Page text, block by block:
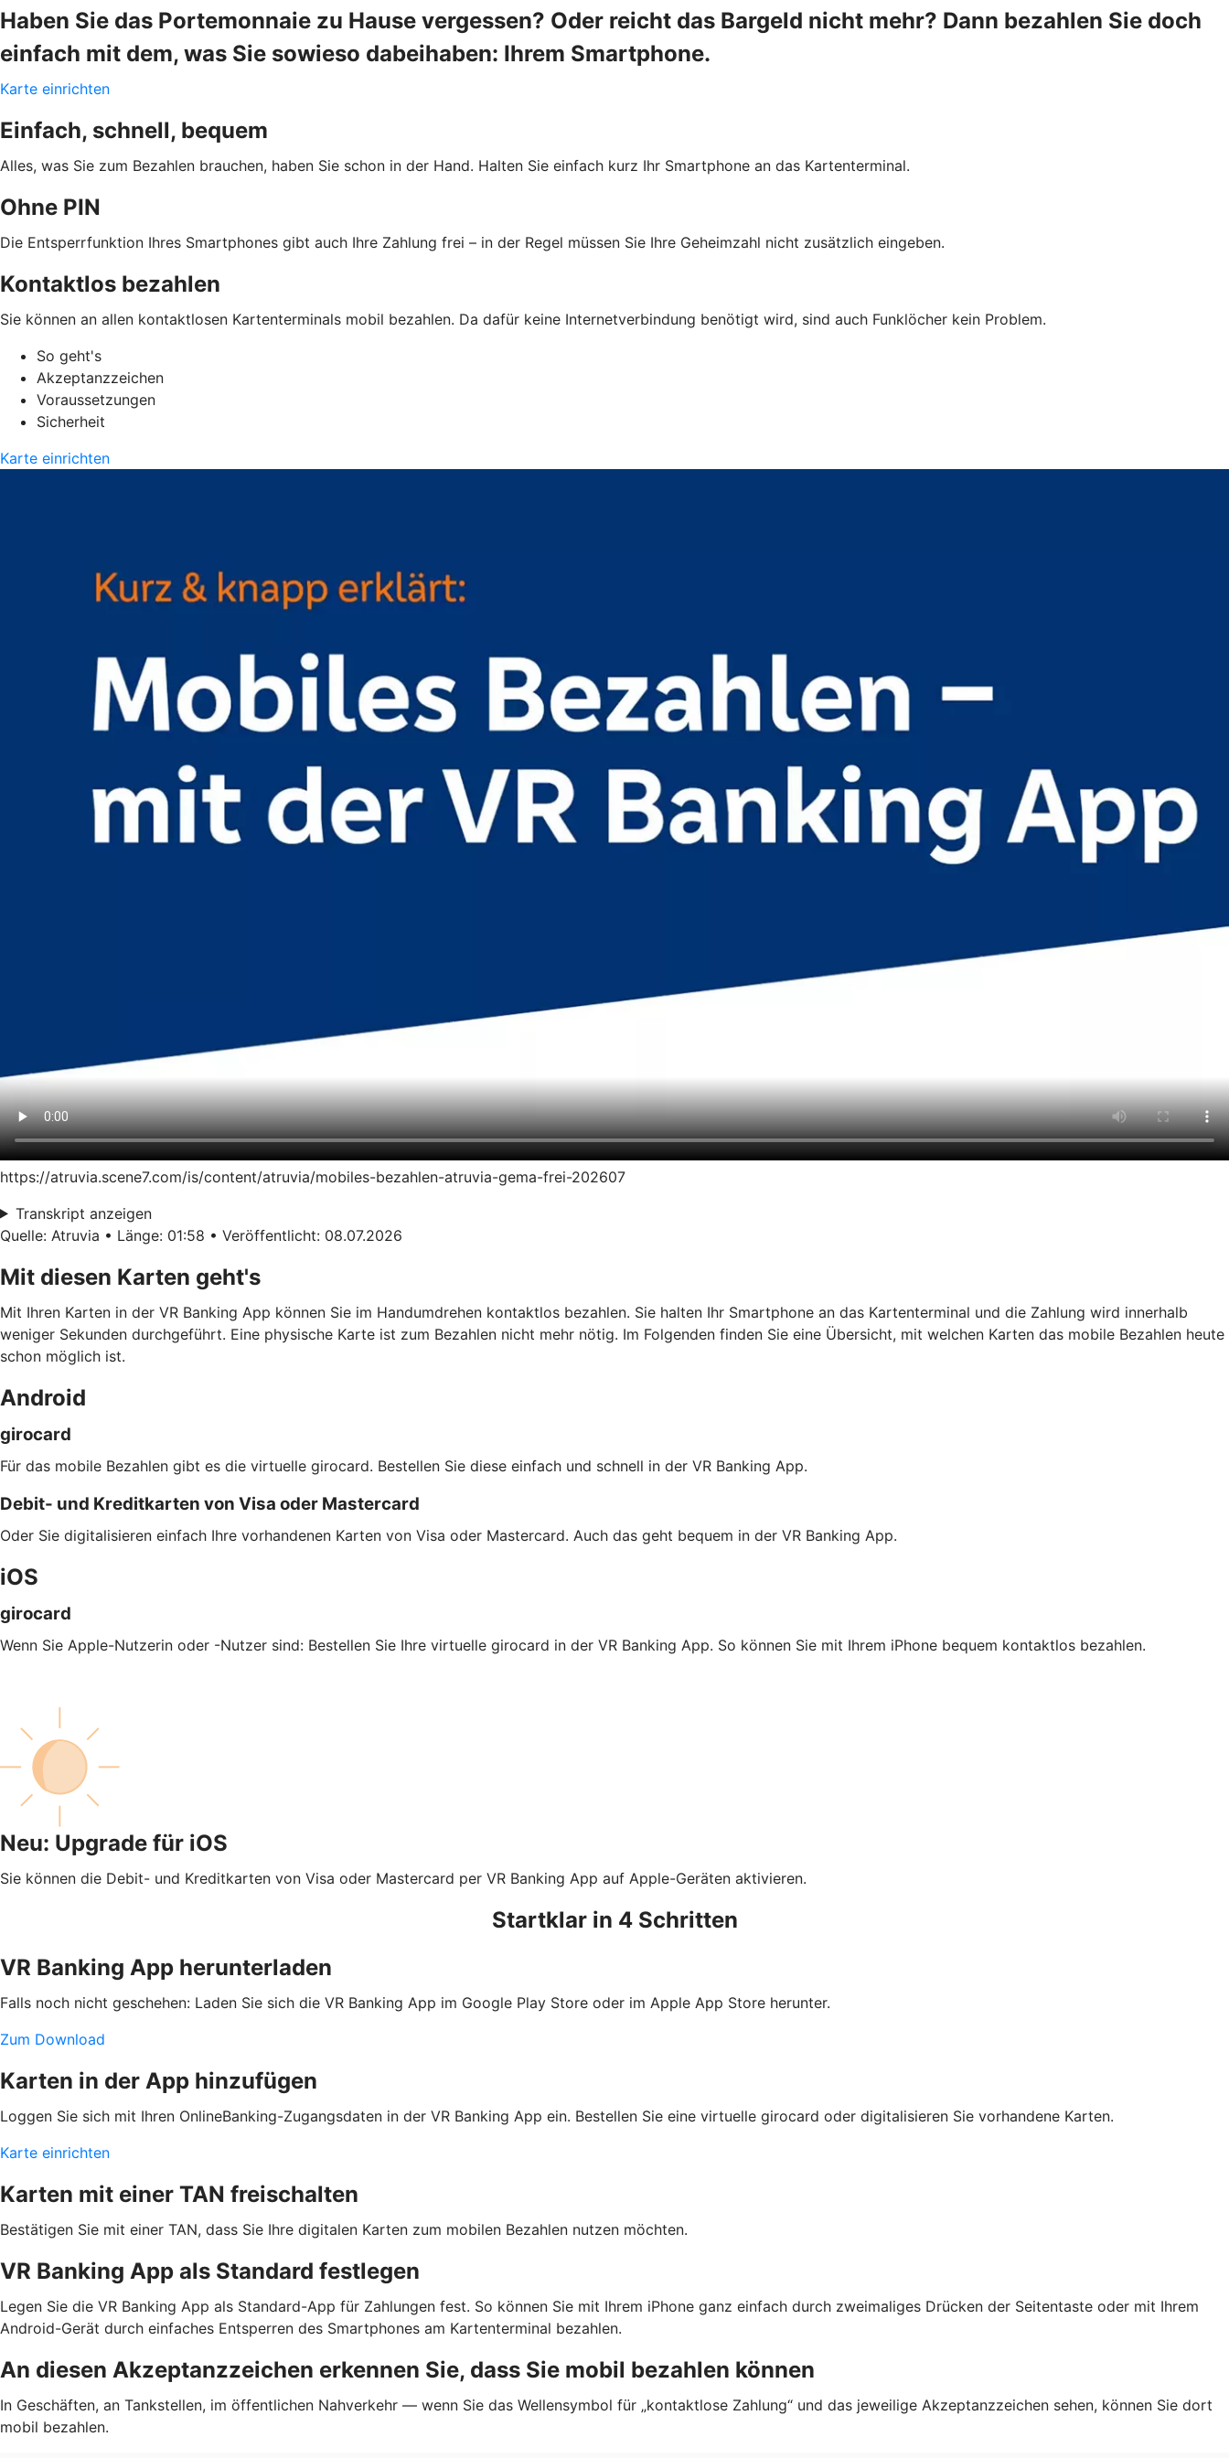
Haben Sie das Portemonnaie zu Hause vergessen? Oder reicht das Bargeld nicht mehr? Dann bezahlen Sie doch
einfach mit dem, was Sie sowieso dabeihaben: Ihrem Smartphone.
Karte einrichten
Einfach, schnell, bequem
Alles, was Sie zum Bezahlen brauchen, haben Sie schon in der Hand. Halten Sie einfach kurz Ihr Smartphone an das Kartenterminal.
Ohne PIN
Die Entsperrfunktion Ihres Smartphones gibt auch Ihre Zahlung frei – in der Regel müssen Sie Ihre Geheimzahl nicht zusätzlich eingeben.
Kontaktlos bezahlen
Sie können an allen kontaktlosen Kartenterminals mobil bezahlen. Da dafür keine Internetverbindung benötigt wird, sind auch Funklöcher kein Problem.
So geht's
Akzeptanzzeichen
Voraussetzungen
Sicherheit
Karte einrichten
https://atruvia.scene7.com/is/content/atruvia/mobiles-bezahlen-atruvia-gema-frei-202607
Transkript anzeigen
Quelle: Atruvia • Länge: 01:58 • Veröffentlicht: 08.07.2026
Mit diesen Karten geht's
Mit Ihren Karten in der VR Banking App können Sie im Handumdrehen kontaktlos bezahlen. Sie halten Ihr Smartphone an das Kartenterminal und die Zahlung wird innerhalb
weniger Sekunden durchgeführt. Eine physische Karte ist zum Bezahlen nicht mehr nötig. Im Folgenden finden Sie eine Übersicht, mit welchen Karten das mobile Bezahlen heute
schon möglich ist.
Android
girocard
Für das mobile Bezahlen gibt es die virtuelle girocard. Bestellen Sie diese einfach und schnell in der VR Banking App.
Debit- und Kreditkarten von Visa oder Mastercard
Oder Sie digitalisieren einfach Ihre vorhandenen Karten von Visa oder Mastercard. Auch das geht bequem in der VR Banking App.
iOS
girocard
Wenn Sie Apple-Nutzerin oder -Nutzer sind: Bestellen Sie Ihre virtuelle girocard in der VR Banking App. So können Sie mit Ihrem iPhone bequem kontaktlos bezahlen.
Neu: Upgrade für iOS
Sie können die Debit- und Kreditkarten von Visa oder Mastercard per VR Banking App auf Apple-Geräten aktivieren.
Startklar in 4 Schritten
VR Banking App herunterladen
Falls noch nicht geschehen: Laden Sie sich die VR Banking App im Google Play Store oder im Apple App Store herunter.
Zum Download
Karten in der App hinzufügen
Loggen Sie sich mit Ihren OnlineBanking-Zugangsdaten in der VR Banking App ein. Bestellen Sie eine virtuelle girocard oder digitalisieren Sie vorhandene Karten.
Karte einrichten
Karten mit einer TAN freischalten
Bestätigen Sie mit einer TAN, dass Sie Ihre digitalen Karten zum mobilen Bezahlen nutzen möchten.
VR Banking App als Standard festlegen
Legen Sie die VR Banking App als Standard-App für Zahlungen fest. So können Sie mit Ihrem iPhone ganz einfach durch zweimaliges Drücken der Seitentaste oder mit Ihrem
Android-Gerät durch einfaches Entsperren des Smartphones am Kartenterminal bezahlen.
An diesen Akzeptanzzeichen erkennen Sie, dass Sie mobil bezahlen können
In Geschäften, an Tankstellen, im öffentlichen Nahverkehr — wenn Sie das Wellensymbol für „kontaktlose Zahlung“ und das jeweilige Akzeptanzzeichen sehen, können Sie dort
mobil bezahlen.